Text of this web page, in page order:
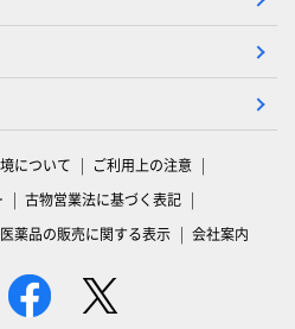
について
ご利用上の注意
古物営業法に基づく表記
医薬品の販売に関する表示 会社案内